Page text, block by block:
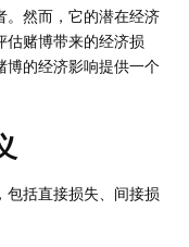
。然而，它的潜在经济
估赌博带来的经济损
博的经济影响提供一个
包括直接损失、间接损